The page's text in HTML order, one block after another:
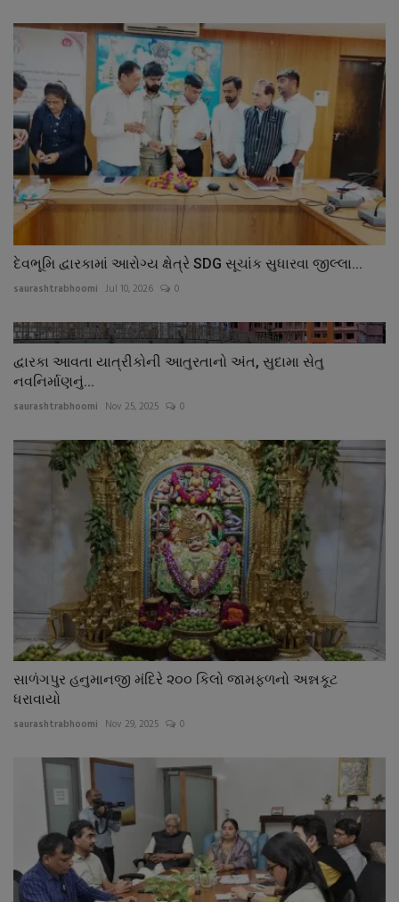
દેવભૂમિ દ્વારકામાં આરોગ્ય ક્ષેત્રે SDG સૂચાંક સુધારવા જીલ્લા...
saurashtrabhoomi Jul 10, 2026 0
દ્વારકા આવતા યાત્રીકોની આતુરતાનો અંત, સુદામા સેતુ
નવનિર્માણનું...
saurashtrabhoomi Nov 25, 2025 0
સાળંગપુર હનુમાનજી મંદિરે ૨૦૦ કિલો જામફળનો અન્નકૂટ
ધરાવાયો
saurashtrabhoomi Nov 29, 2025 0